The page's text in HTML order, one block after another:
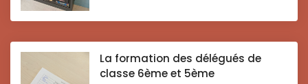
La formation des délégués de
classe 6ème et 5ème